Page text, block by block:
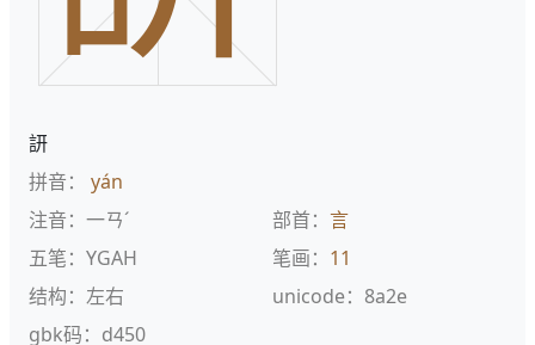
訮
拼音： yán
注音：一ㄢˊ
部首： 言
五笔：YGAH
笔画： 11
结构：左右
unicode：8a2e
gbk码：d450